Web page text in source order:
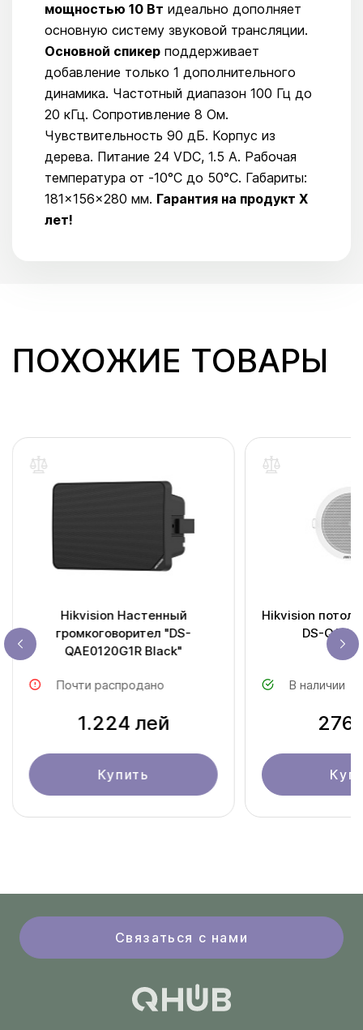
мощностью 10 Вт идеально дополняет
основную систему звуковой трансляции.
Основной спикер поддерживает
добавление только 1 дополнительного
динамика. Частотный диапазон 100 Гц до
20 кГц. Сопротивление 8 Ом.
Чувствительность 90 дБ. Корпус из
дерева. Питание 24 VDC, 1.5 A. Рабочая
температура от -10°C до 50°C. Габариты:
181×156×280 мм. Гарантия на продукт Х
лет!
ПОХОЖИЕ ТОВАРЫ
Hikvision Настенный
громкоговорител "DS-
QAE0120G1R Black"
Почти распродано
1.224 лей
Купить
Hikvision
DS-
В наличии
276
Связаться с нами